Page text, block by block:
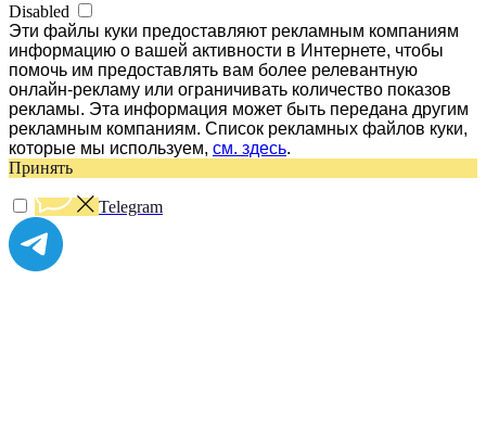
Disabled
Эти файлы куки предоставляют рекламным компаниям
информацию о вашей активности в Интернете, чтобы
помочь им предоставлять вам более релевантную
онлайн-рекламу или ограничивать количество показов
рекламы. Эта информация может быть передана другим
рекламным компаниям. Список рекламных файлов куки,
которые мы используем, см. здесь.
Принять
Telegram